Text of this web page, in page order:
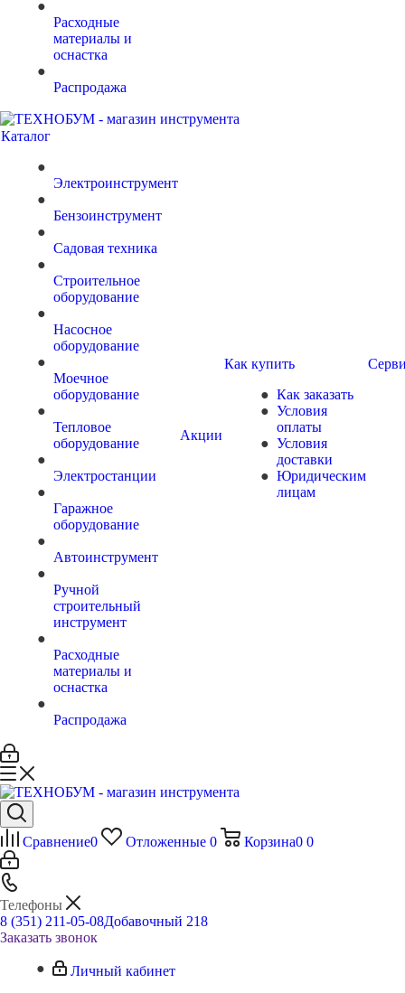
Расходные
материалы и
оснастка
Распродажа
Каталог
Электроинструмент
Бензоинструмент
Садовая техника
Строительное
оборудование
Насосное
оборудование
Моечное
оборудование
Тепловое
оборудование
Электростанции
Гаражное
оборудование
Автоинструмент
Ручной
строительный
инструмент
Расходные
материалы и
оснастка
Распродажа
Акции
Как купить
Как заказать
Условия
оплаты
Условия
доставки
Юридическим
лицам
Сравнение0 Отложенные 0 Корзина0 0
Телефоны
8 (351) 211-05-08Добавочный 218
Заказать звонок
Личный кабинет